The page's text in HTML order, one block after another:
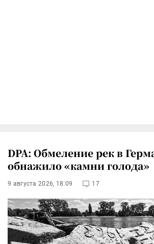
DPA: Обмеление рек в
обнажило «камни голода»
9 августа 2026, 18:09 17